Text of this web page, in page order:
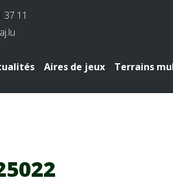
37 11
Aires de jeux Terrains